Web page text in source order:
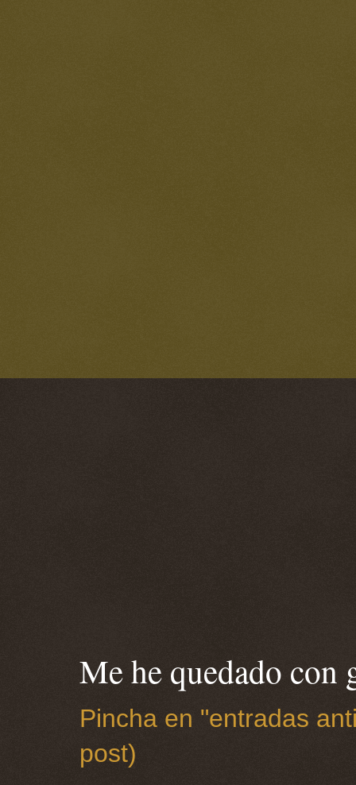
Me he quedado con
Pincha en "entradas
post)